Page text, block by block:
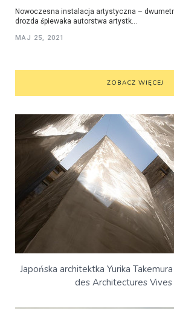
Nowoczesna instalacja artystyczna –
drozda śpiewaka autorstwa artystk...
MAJ 25, 2021
ZOBACZ WIĘCEJ
Japońska architektka Yurika
des Architectures